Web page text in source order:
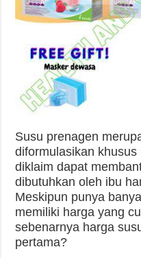
Susu prenagen
diformulasikan
diklaim dapat
dibutuhkan oleh ibu
Meskipun punya
memiliki harga yang
sebenarnya harga
pertama?